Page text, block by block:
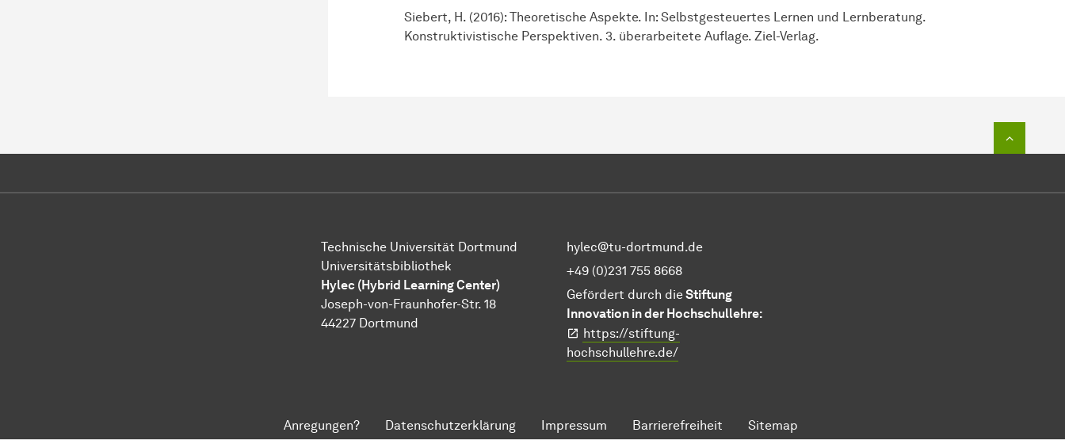
Siebert, H. (2016): Theoretische Aspekte. In: Selbstgesteuertes Lernen und Lernberatung.
Konstruktivistische Perspektiven. 3. überarbeitete Auflage. Ziel-Verlag.
Technische Universität Dortmund
Universitätsbibliothek
Hylec (Hybrid Learning Center)
Joseph-von-Fraunhofer-Str. 18
44227 Dortmund
hylec@tu-dortmund.de
+49 (0)231 755 8668
Gefördert durch dieStiftung
Innovation in der Hochschullehre:
https://stiftung-
hochschullehre.de/
Anregungen? Datenschutzerklärung Impressum Barrierefreiheit Sitemap